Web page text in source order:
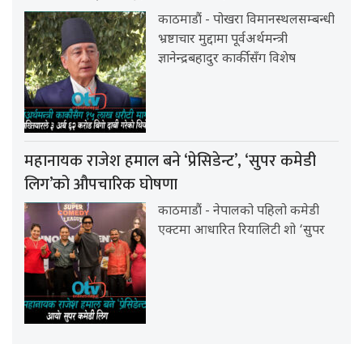
काठमाडौं - पोखरा विमानस्थलसम्बन्धी
भ्रष्टाचार मुद्दामा पूर्वअर्थमन्त्री
ज्ञानेन्द्रबहादुर कार्कीसँग विशेष
महानायक राजेश हमाल बने ‘प्रेसिडेन्ट’, ‘सुपर कमेडी
लिग’को औपचारिक घोषणा
काठमाडौं - नेपालको पहिलो कमेडी
एक्टमा आधारित रियालिटी शो ‘सुपर